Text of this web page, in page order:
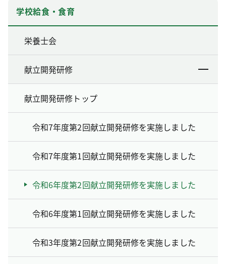
学校給食・食育
栄養士会
献立開発研修
献立開発研修トップ
令和7年度第2回献立開発研修を実施しました
令和7年度第1回献立開発研修を実施しました
令和6年度第2回献立開発研修を実施しました
令和6年度第1回献立開発研修を実施しました
令和3年度第2回献立開発研修を実施しました